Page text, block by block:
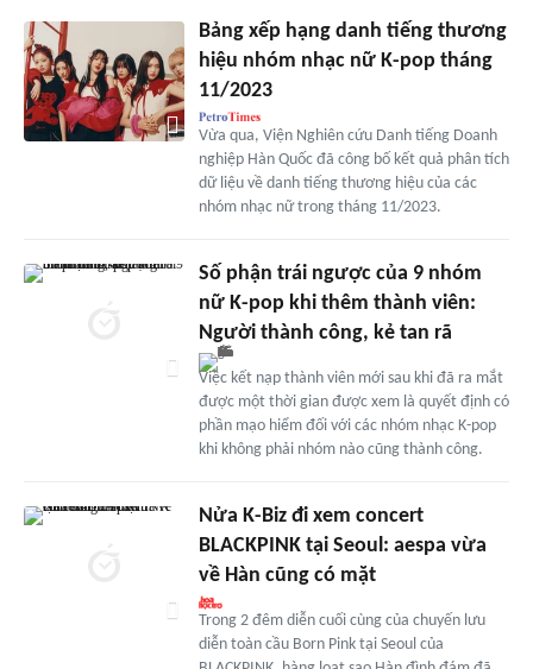
Bảng xếp hạng danh tiếng thương
hiệu nhóm nhạc nữ K-pop tháng
11/2023
Vừa qua, Viện Nghiên cứu Danh tiếng Doanh
nghiệp Hàn Quốc đã công bố kết quả phân tích
dữ liệu về danh tiếng thương hiệu của các
nhóm nhạc nữ trong tháng 11/2023.
Số phận trái ngược của 9 nhóm
nữ K-pop khi thêm thành viên:
Người thành công, kẻ tan rã
Việc kết nạp thành viên mới sau khi đã ra mắt
được một thời gian được xem là quyết định có
phần mạo hiểm đối với các nhóm nhạc K-pop
khi không phải nhóm nào cũng thành công.
Nửa K-Biz đi xem concert
BLACKPINK tại Seoul: aespa vừa
về Hàn cũng có mặt
Trong 2 đêm diễn cuối cùng của chuyến lưu
diễn toàn cầu Born Pink tại Seoul của